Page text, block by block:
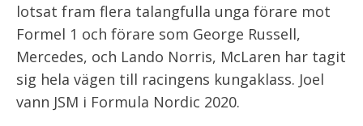
lotsat fram flera talangfulla unga förare mot
Formel 1 och förare som George Russell,
Mercedes, och Lando Norris, McLaren har tagit
sig hela vägen till racingens kungaklass. Joel
vann JSM i Formula Nordic 2020.